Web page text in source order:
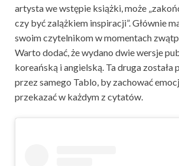
artysta we wstępie książki, może
czy być zalążkiem inspiracji”. Głównie
swoim czytelnikom w momentach
Warto dodać, że wydano dwie wersje
koreańską i angielską. Ta druga została
przez samego Tablo, by zachować
przekazać w każdym z cytatów.